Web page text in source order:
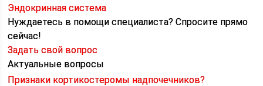
Эндокринная система
Нуждаетесь в помощи специалиста?Спросите прямо
сейчас!
Задать свой вопрос
Актуальные вопросы
Признаки кортикостеромы надпочечников?